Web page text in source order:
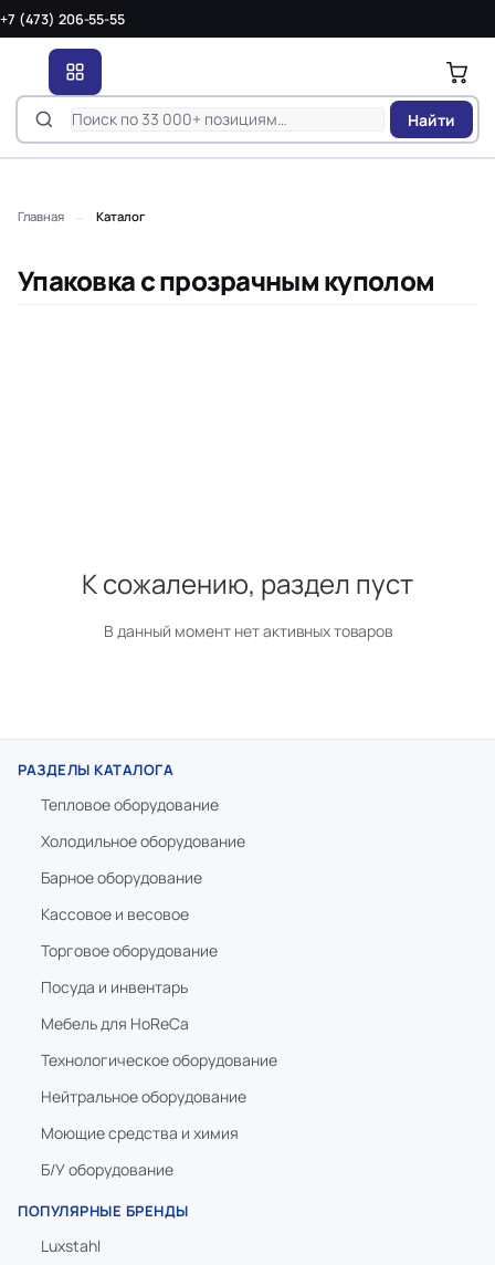
+7 (473) 206-55-55
Найти
Главная Каталог
Упаковка с прозрачным куполом
К сожалению, раздел пуст
В данный момент нет активных товаров
РАЗДЕЛЫ КАТАЛОГА
Тепловое оборудование
Холодильное оборудование
Барное оборудование
Кассовое и весовое
Торговое оборудование
Посуда и инвентарь
Мебель для HoReCa
Технологическое оборудование
Нейтральное оборудование
Моющие средства и химия
Б/У оборудование
ПОПУЛЯРНЫЕ БРЕНДЫ
Luxstahl